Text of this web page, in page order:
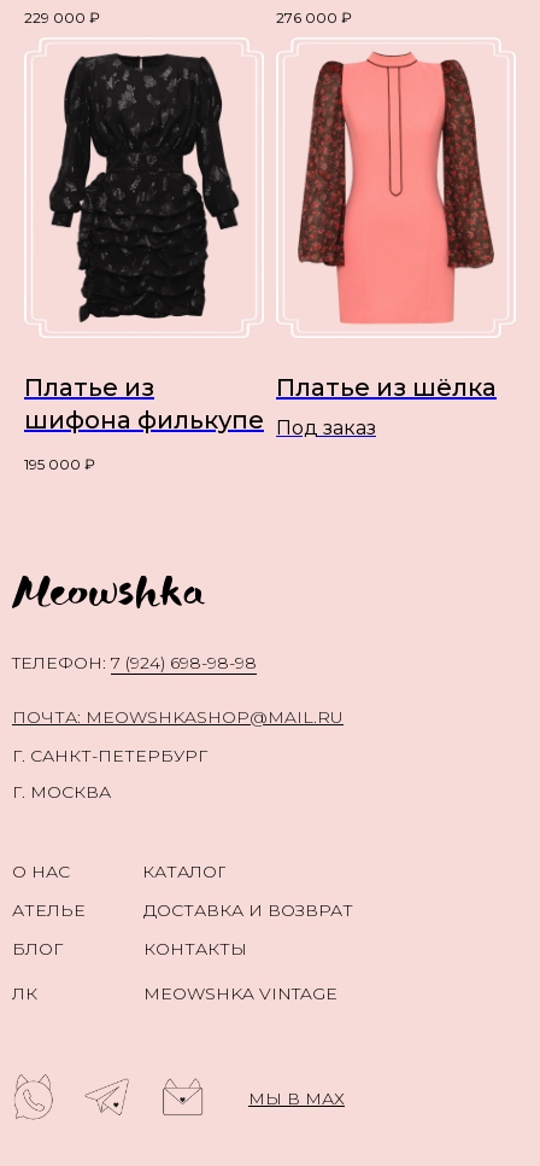
229 000 ₽ 276 000 ₽
Платье из
шифона филькупе
195 000 ₽
Платье из шёлка
Под заказ
МЫ В МАХ
TЕЛЕФОН: 7 (924) 698-98-98
ПОЧТА: MEOWSHKASHOP@MAIL.RU
Г. САНКТ-ПЕТЕРБУРГ
Г. МОСКВА
О НАС
КАТАЛОГ
АТЕЛЬЕ
БЛОГ
MEOWSHKA VINTAGE
ЛК
КОНТАКТЫ
ДОСТАВКА И ВОЗВРАТ